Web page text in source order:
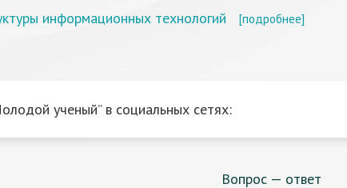
информационных технологий [подробнее]
ученый” в социальных сетях:
Вопрос — ответ